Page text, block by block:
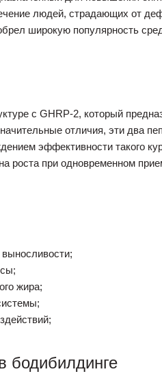
людей, страдающих от
широкую популярность
с GHRP-2, который
отличия, эти два
эффективности такого
роста при одновременном
жира;
бодибилдинге